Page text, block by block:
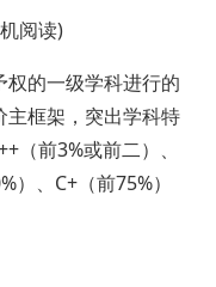
阅读)
权的一级学科进行的
主框架，突出学科特
前3%或前二）、
、C+（前75%）